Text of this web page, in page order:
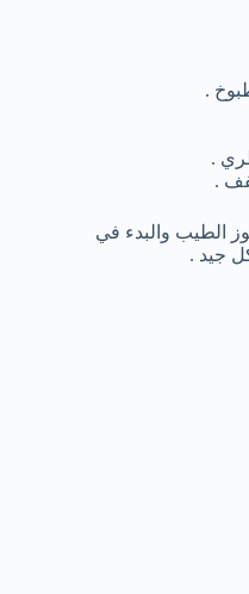
الطيب والبدء في
جيد .